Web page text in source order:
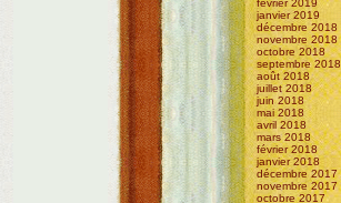
février 2019
janvier 2019
décembre 2018
novembre 2018
octobre 2018
septembre 2018
août 2018
juillet 2018
juin 2018
mai 2018
avril 2018
mars 2018
février 2018
janvier 2018
décembre 2017
novembre 2017
octobre 2017